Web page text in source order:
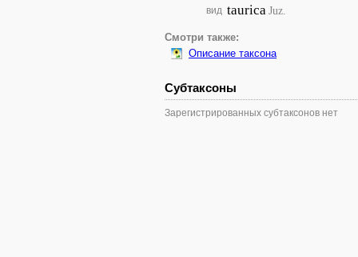
вид tauricaJuz.
Смотри также:
Описание таксона
Субтаксоны
Зарегистрированных субтаксонов нет